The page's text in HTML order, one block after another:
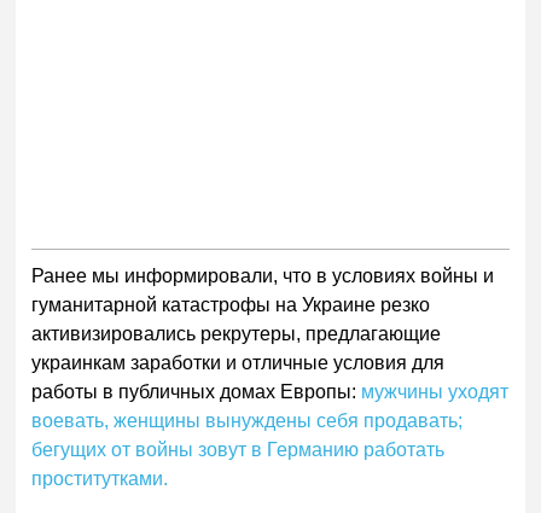
Ранее мы информировали, что в условиях войны и
гуманитарной катастрофы на Украине резко
активизировались рекрутеры, предлагающие
украинкам заработки и отличные условия для
работы в публичных домах Европы: мужчины уходят
воевать, женщины вынуждены себя продавать;
бегущих от войны зовут в Германию работать
проститутками.